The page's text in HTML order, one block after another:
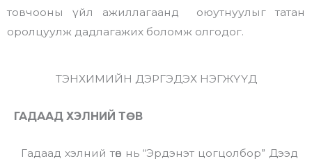
товчооны үйл ажиллагаанд оюутнуулыг татан
оролцуулж дадлагажих боломж олгодог.
ТЭНХИМИЙН ДЭРГЭДЭХ НЭГЖҮҮД
ГАДААД ХЭЛНИЙ ТӨВ
Гадаад хэлний төв нь “Эрдэнэт цогцолбор” Дээд